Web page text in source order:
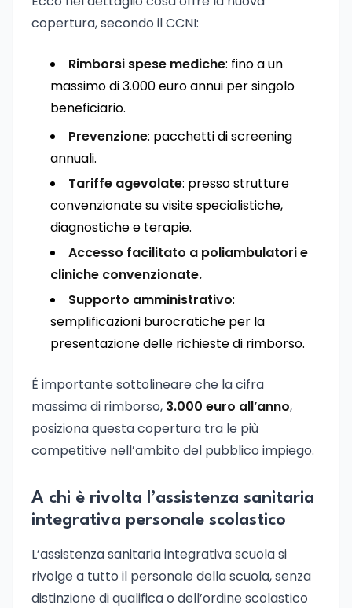
copertura, secondo il CCNI:
Rimborsi spese mediche: fino a un
massimo di 3.000 euro annui per singolo
beneficiario.
Prevenzione: pacchetti di screening
annuali.
Tariffe agevolate: presso strutture
convenzionate su visite specialistiche,
diagnostiche e terapie.
Accesso facilitato a poliambulatori e
cliniche convenzionate.
Supporto amministrativo:
semplificazioni burocratiche per la
presentazione delle richieste di rimborso.
É importante sottolineare che la cifra
massima di rimborso, 3.000 euro all’anno,
posiziona questa copertura tra le più
competitive nell’ambito del pubblico impiego.
A chi è rivolta l’assistenza sanitaria
integrativa personale scolastico
L’assistenza sanitaria integrativa scuola si
rivolge a tutto il personale della scuola, senza
distinzione di qualifica o dell’ordine scolastico